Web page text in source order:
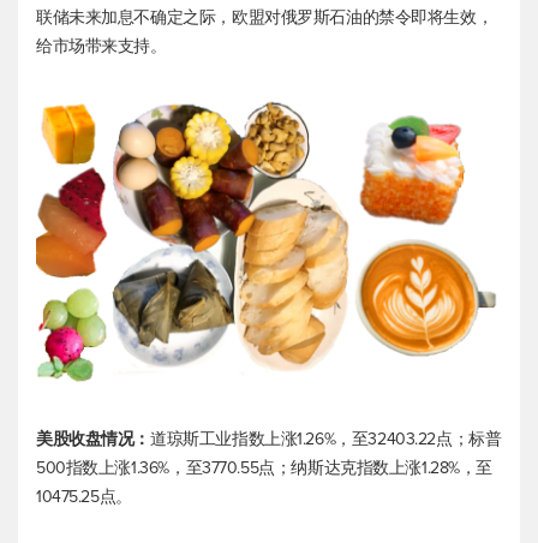
联储未来加息不确定之际，欧盟对俄罗斯石油的禁令即将生效，
给市场带来支持。
美股收盘情况：道琼斯工业指数上涨1.26%，至32403.22点；标普
500指数上涨1.36%，至3770.55点；纳斯达克指数上涨1.28%，至
10475.25点。